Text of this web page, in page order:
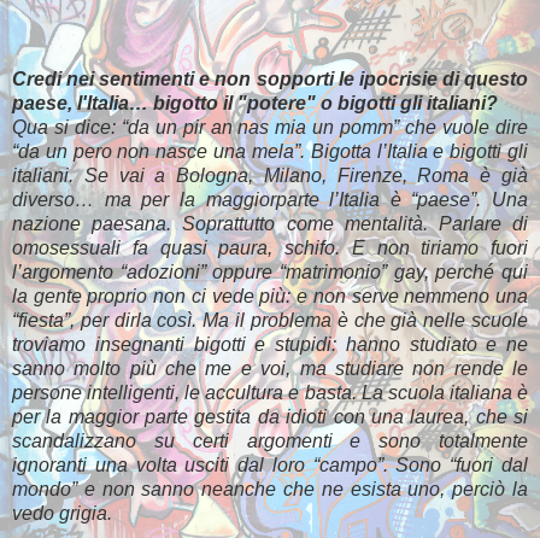
Credi nei sentimenti e non sopporti le ipocrisie di questo
paese, l'Italia… bigotto il "potere" o bigotti gli italiani?
Qua si dice: “da un pir an nas mia un pomm” che vuole dire
“da un pero non nasce una mela”. Bigotta l’Italia e bigotti gli
italiani. Se vai a Bologna, Milano, Firenze, Roma è già
diverso… ma per la maggiorparte l’Italia è “paese”. Una
nazione paesana. Soprattutto come mentalità. Parlare di
omosessuali fa quasi paura, schifo. E non tiriamo fuori
l’argomento “adozioni” oppure “matrimonio” gay, perché qui
la gente proprio non ci vede più: e non serve nemmeno una
“fiesta”, per dirla così. Ma il problema è che già nelle scuole
troviamo insegnanti bigotti e stupidi: hanno studiato e ne
sanno molto più che me e voi, ma studiare non rende le
persone intelligenti, le accultura e basta. La scuola italiana è
per la maggior parte gestita da idioti con una laurea, che si
scandalizzano su certi argomenti e sono totalmente
ignoranti una volta usciti dal loro “campo”. Sono “fuori dal
mondo” e non sanno neanche che ne esista uno, perciò la
vedo grigia.